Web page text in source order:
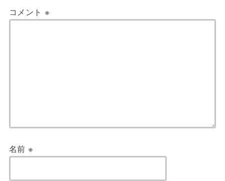
コメント ※
名前※